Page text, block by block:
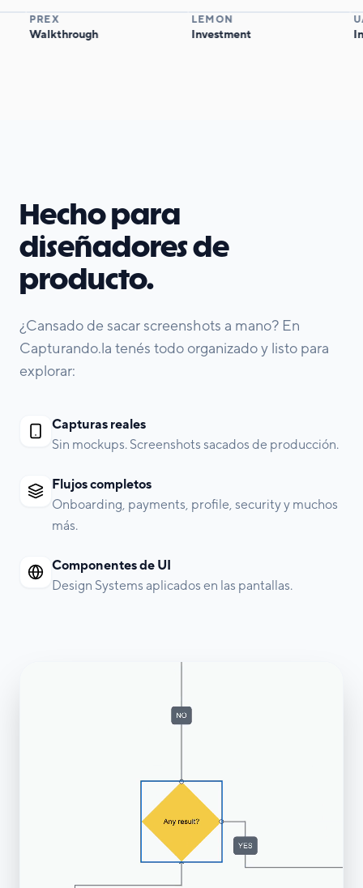
PREX
Walkthrough
LEMON
Investment
Hecho para
diseñadores de
producto.
¿Cansado de sacar screenshots a mano? En
Capturando.la tenés todo organizado y listo para
explorar:
Capturas reales
Sin mockups. Screenshots sacados de producción.
Flujos completos
Onboarding, payments, profile, security y muchos
más.
Componentes de UI
Design Systems aplicados en las pantallas.